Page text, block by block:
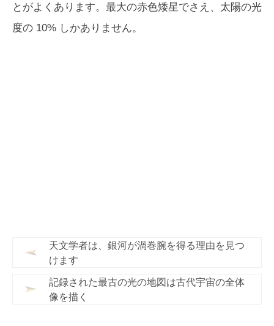
とがよくあります。最大の赤色矮星でさえ、太陽の光
度の 10% しかありません。
天文学者は、銀河が渦巻腕を得る理由を見つ
けます
記録された最古の光の地図は古代宇宙の全体
像を描く